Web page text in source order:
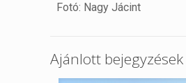
Fotó: Nagy Jácint
Ajánlott bejegyzések